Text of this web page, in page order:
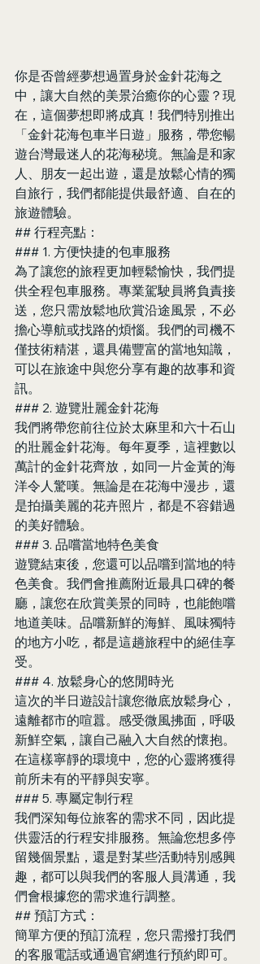
你是否曾經夢想過置身於金針花海之
中，讓大自然的美景治癒你的心靈？現
在，這個夢想即將成真！我們特別推出
「金針花海包車半日遊」服務，帶您暢
遊台灣最迷人的花海秘境。無論是和家
人、朋友一起出遊，還是放鬆心情的獨
自旅行，我們都能提供最舒適、自在的
旅遊體驗。
## 行程亮點：
### 1. 方便快捷的包車服務
為了讓您的旅程更加輕鬆愉快，我們提
供全程包車服務。專業駕駛員將負責接
送，您只需放鬆地欣賞沿途風景，不必
擔心導航或找路的煩惱。我們的司機不
僅技術精湛，還具備豐富的當地知識，
可以在旅途中與您分享有趣的故事和資
訊。
### 2. 遊覽壯麗金針花海
我們將帶您前往位於太麻里和六十石山
的壯麗金針花海。每年夏季，這裡數以
萬計的金針花齊放，如同一片金黃的海
洋令人驚嘆。無論是在花海中漫步，還
是拍攝美麗的花卉照片，都是不容錯過
的美好體驗。
### 3. 品嚐當地特色美食
遊覽結束後，您還可以品嚐到當地的特
色美食。我們會推薦附近最具口碑的餐
廳，讓您在欣賞美景的同時，也能飽嚐
地道美味。品嚐新鮮的海鮮、風味獨特
的地方小吃，都是這趟旅程中的絕佳享
受。
### 4. 放鬆身心的悠閒時光
這次的半日遊設計讓您徹底放鬆身心，
遠離都市的喧囂。感受微風拂面，呼吸
新鮮空氣，讓自己融入大自然的懷抱。
在這樣寧靜的環境中，您的心靈將獲得
前所未有的平靜與安寧。
### 5. 專屬定制行程
我們深知每位旅客的需求不同，因此提
供靈活的行程安排服務。無論您想多停
留幾個景點，還是對某些活動特別感興
趣，都可以與我們的客服人員溝通，我
們會根據您的需求進行調整。
## 預訂方式：
簡單方便的預訂流程，您只需撥打我們
的客服電話或通過官網進行預約即可。